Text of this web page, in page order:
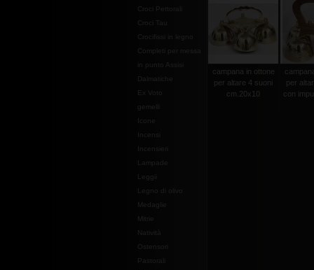
Croci Pettorali
Croci Tau
Crocifissi in legno
Completi per messa
in punto Assisi
Dalmatiche
Ex Voto
gemelli
Leggii
Legno di olivo
Medaglie
Mitrie
Natività
Ostensori
Pastorali
campana in ottone
per altare 4 suoni
cm.20x10
per
con